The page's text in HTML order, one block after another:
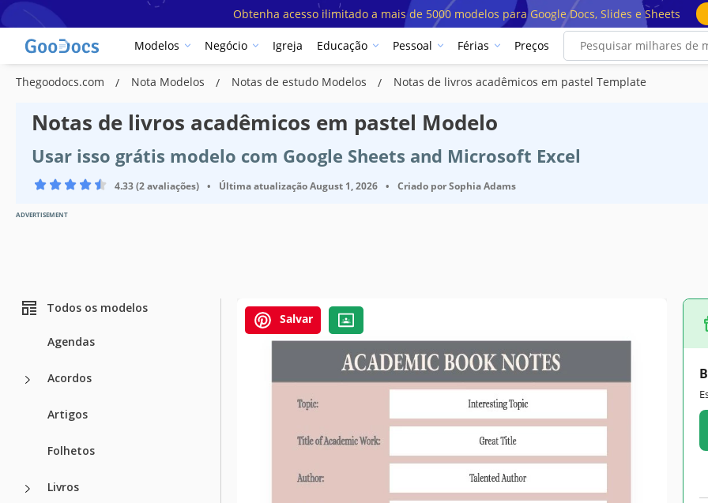
Obtenha acesso ilimitado a mais de 5000 modelos para Google Docs, Slides e Sheets
Modelos Negócio Igreja Educação Pessoal Férias Preços
Thegoodocs.com Nota Modelos Notas de estudo Modelos Notas de livros acadêmicos em pastel Template
Notas de livros acadêmicos em pastel Modelo
Usar isso grátis modelo com Google Sheets and Microsoft Excel
4.33 (2 avaliações) • Última atualizaçãoAugust 1, 2026 • Criado porSophia Adams
ADVERTISEMENT
Todos os modelos
Agendas
Acordos
Artigos
Folhetos
Livros
Salvar